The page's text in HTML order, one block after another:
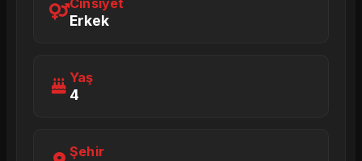
Cinsiyet
Erkek
Yaş
4
Şehir